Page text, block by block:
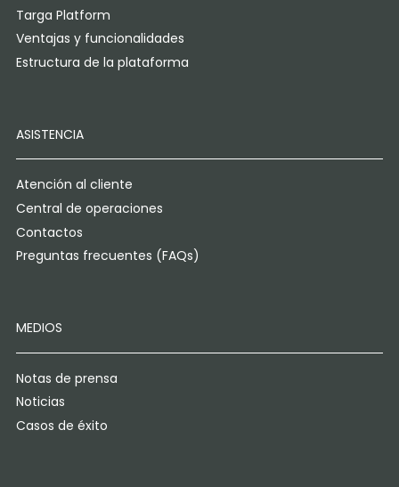
Targa Platform
Ventajas y funcionalidades
Estructura de la plataforma
ASISTENCIA
Atención al cliente
Central de operaciones
Contactos
Preguntas frecuentes (FAQs)
MEDIOS
Notas de prensa
Noticias
Casos de éxito